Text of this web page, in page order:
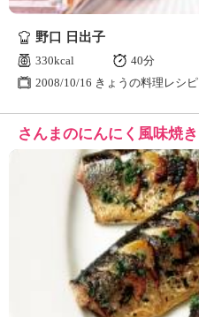
野口 日出子
330kcal
40分
2008/10/16 きょうの料理レシピ
さんまのにんにく風味焼き